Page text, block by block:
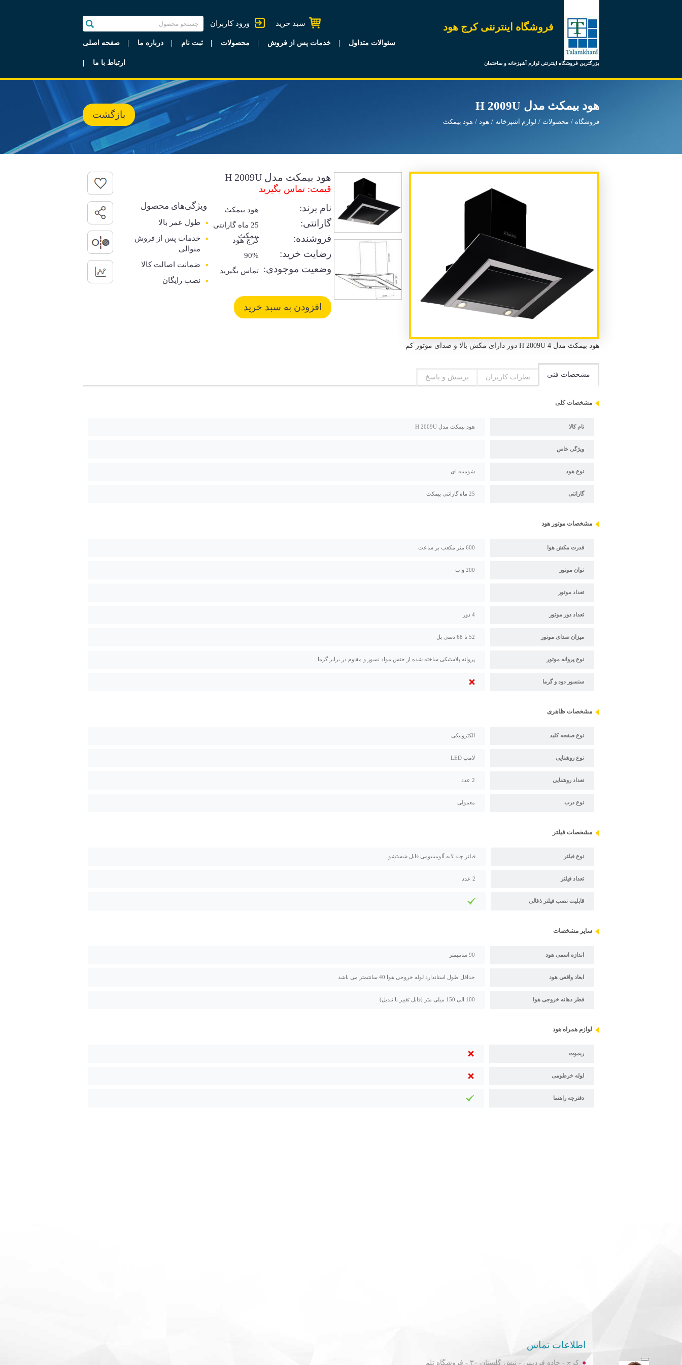
فروشگاه اینترنتی کرج هود
بزرگترین فروشگاه اینترنتی لوازم آشپزخانه و ساختمان
ورود کاربران سبد خرید
صفحه اصلی درباره ما ثبت نام محصولات خدمات پس از فروش سئوالات متداول
ارتباط با ما
هود بیمکث مدل H 2009U
فروشگاه محصولات لوازم آشپزخانه هود هود بیمکث
بازگشت
هود بیمکث مدل H 2009U
قیمت: تماس بگیرید
نام برند: هود بیمکث
گارانتی:
25 ماه گارانتی
بیمکث
فروشنده: کرج هود
رضایت خرید: 90%
وضعیت موجودی: تماس بگیرید
ویژگی‌های محصول
طول عمر بالا
خدمات پس از فروش
متوالی
ضمانت اصالت کالا
نصب رایگان
هود بیمکث مدل H 2009U 4 دور دارای مکش بالا و صدای موتور کم
مشخصات فنی نظرات کاربران پرسش و پاسخ
مشخصات کلی
نام کالا هود بیمکث مدل H 2009U
ویژگی خاص
نوع هود شومینه ای
گارانتی 25 ماه گارانتی بیمکث
مشخصات موتور هود
قدرت مکش هوا 600 متر مکعب بر ساعت
توان موتور 200 وات
تعداد موتور
تعداد دور موتور 4 دور
میزان صدای موتور 52 تا 68 دسی بل
نوع پروانه موتور پروانه پلاستیکی ساخته شده از جنس مواد نسوز و مقاوم در برابر گرما
سنسور دود و گرما
مشخصات ظاهری
نوع صفحه کلید الکترونیکی
نوع روشنایی لامپ LED
تعداد روشنایی 2 عدد
نوع درب معمولی
مشخصات فیلتر
نوع فیلتر فبلتر چند لایه آلومینیومی قابل شستشو
تعداد فیلتر 2 عدد
قابلیت نصب فیلتر ذغالی
سایر مشخصات
اندازه اسمی هود 90 سانتیمتر
ابعاد واقعی هود حداقل طول استاندارد لوله خروجی هوا 40 سانتیمتر می باشد
قطر دهانه خروجی هوا 100 الی 150 میلی متر (قابل تغییر با تبدیل)
لوازم همراه هود
ریموت
لوله خرطومی
دفترچه راهنما
اطلاعات تماس
کرج - جاده فردیس - نبش گلستان ۳۰ - فروشگاه تلم